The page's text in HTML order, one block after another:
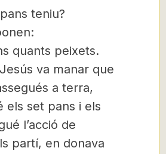
teniu?
quants peixets.
va manar que
a terra,
els set pans i els
l’acció de
partí, en donava